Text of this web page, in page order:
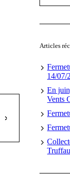
Articles
14/07/
En
Vents